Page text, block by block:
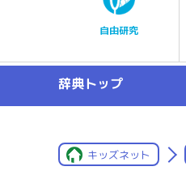
自由研究
辞典トップ
キッズネット